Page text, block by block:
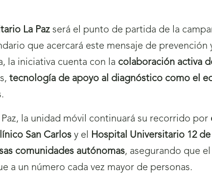
La Paz será el punto de partida de la
que acercará este mensaje de
la iniciativa cuenta con la colaboración activa
tecnología de apoyo al diagnóstico como el
Paz, la unidad móvil continuará su recorrido por
San Carlos y el Hospital Universitario 12
comunidades autónomas, asegurando que
a un número cada vez mayor de personas.